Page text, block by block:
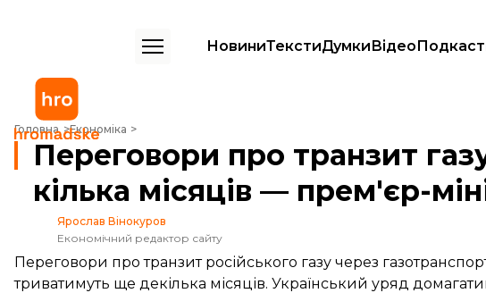
НовиниТекстиДумкиВідео
Головна Економіка
Переговори про транзит газу триватимуть ще кілька місяців — прем'єр-міністр
Переговори про транзит
кілька місяців — прем'єр-
Ярослав Вінокуров
Економічний редактор сайту
Переговори про транзит російського газу через
триватимуть ще декілька місяців. Український уряд